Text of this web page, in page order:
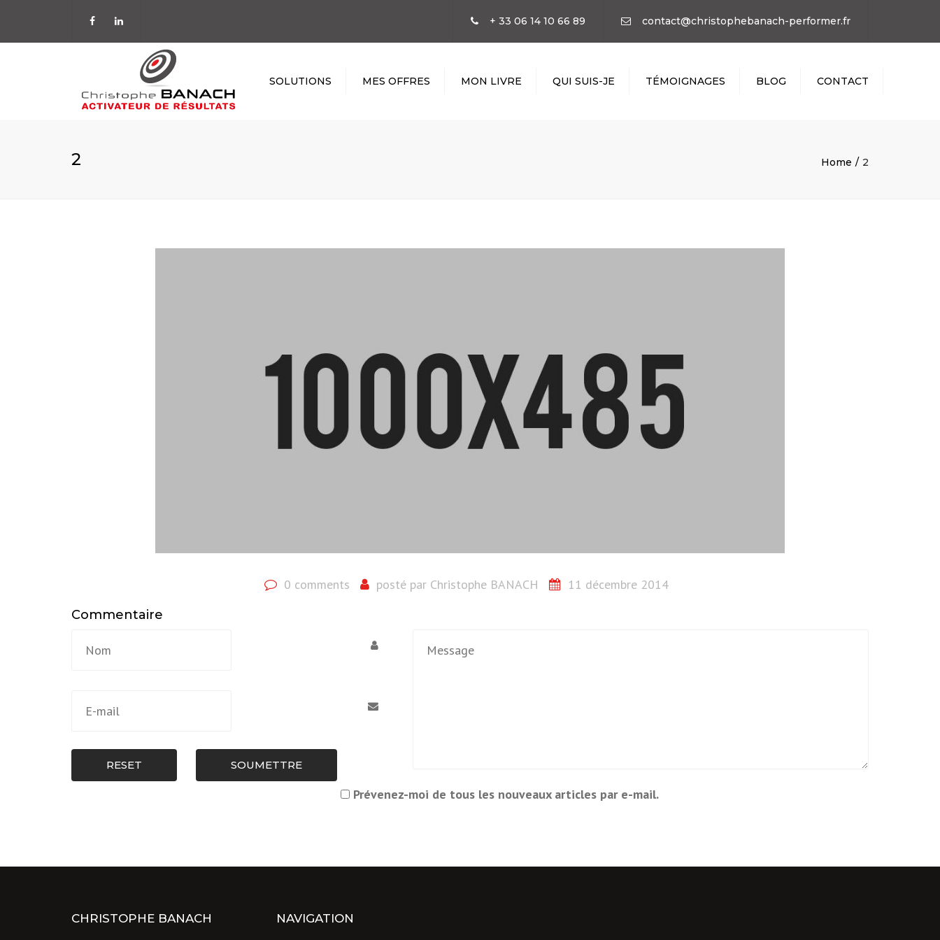
+ 33 06 14 10 66 89 contact@christophebanach-performer.fr
SOLUTIONS MES OFFRES MON LIVRE QUI SUIS-JE TÉMOIGNAGES BLOG CONTACT
2 Home 2
0 comments posté par Christophe BANACH 11 décembre 2014
Commentaire
RESET SOUMETTRE
Prévenez-moi de tous les nouveaux articles par e-mail.
CHRISTOPHE BANACH NAVIGATION